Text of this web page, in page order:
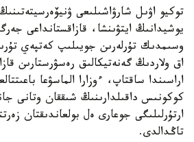
توكيو اۋىل شارۋاشىلىعى
يوشيدانىڭ ايتۋىنشا، قازاقستانداعى
وسىمدىك تۇرلەرىن جويىلىپ كەتپەي
اق ولاردىڭ گەنەتيكالىق رەسۋرستارىن
اراسىندا ساقتاپ، ءوزارا الماسۋعا
كوكونىس داقىلدارىنىڭ شىققان وتانى
ارتۇرلىلىگى جوعارى ەل بولعاندىقتان
تاڭدالدى.